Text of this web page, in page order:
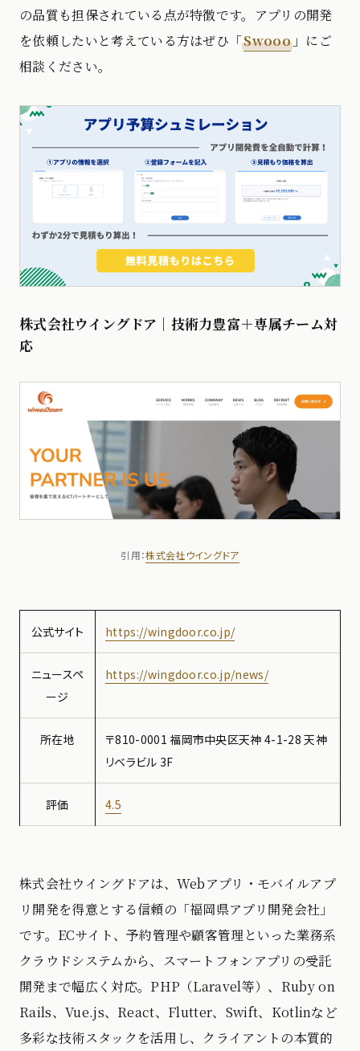
の品質も担保されている点が特徴です。アプリの開発
を依頼したいと考えている方はぜひ「Swooo 」にご
相談ください。
株式会社ウイングドア｜技術力豊富＋専属チーム対
応
引用：株式会社ウイングドア
公式サイト https://wingdoor.co.jp/
ニュースペ
ージ
https://wingdoor.co.jp/news/
所在地
〒810-0001 福岡市中央区天神 4-1-28 天神
リベラビル 3F
評価 4.5
株式会社ウイングドアは、Webアプリ・モバイルアプ
リ開発を得意とする信頼の「福岡県アプリ開発会社」
です。ECサイト、予約管理や顧客管理といった業務系
クラウドシステムから、スマートフォンアプリの受託
開発まで幅広く対応。PHP（Laravel等）、Ruby on
Rails、Vue.js、React、Flutter、Swift、Kotlinなど
多彩な技術スタックを活用し、クライアントの本質的